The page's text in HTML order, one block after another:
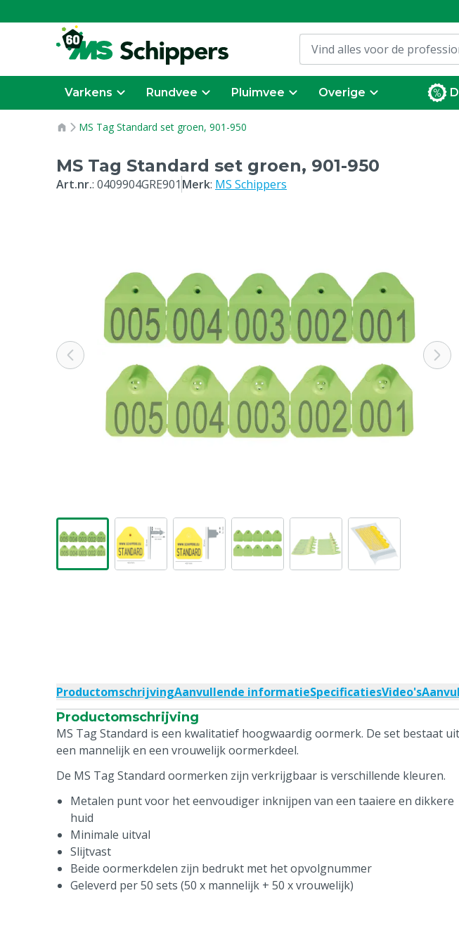
Varkens Rundvee Pluimvee Overige
MS Tag Standard set groen, 901-950
MS Tag Standard set groen, 901-950
Art.nr.: 0409904GRE901 Merk: MS Schippers
ProductomschrijvingAanvullende informatieSpecificatiesVideo's
Productomschrijving
MS Tag Standard is een kwalitatief hoogwaardig oormerk. De set bestaat uit
een mannelijk en een vrouwelijk oormerkdeel.
De MS Tag Standard oormerken zijn verkrijgbaar is verschillende kleuren.
Metalen punt voor het eenvoudiger inknijpen van een taaiere en dikkere
huid
Minimale uitval
Slijtvast
Beide oormerkdelen zijn bedrukt met het opvolgnummer
Geleverd per 50 sets (50 x mannelijk + 50 x vrouwelijk)